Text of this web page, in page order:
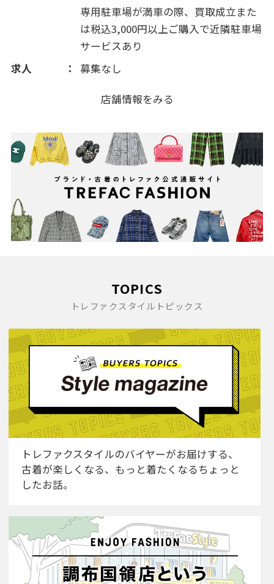
専用駐車場が満車の際、買取成立また
は税込3,000円以上ご購入で近隣駐車場
サービスあり
求人
募集なし
店舗情報をみる
TOPICS
トレファクスタイルトピックス
トレファクスタイルのバイヤーがお届けする、
古着が楽しくなる、もっと着たくなるちょっと
したお話。